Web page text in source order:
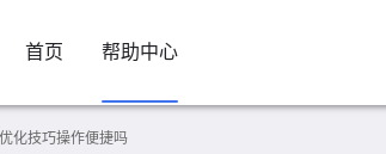
首页 帮助中心
化技巧操作便捷吗